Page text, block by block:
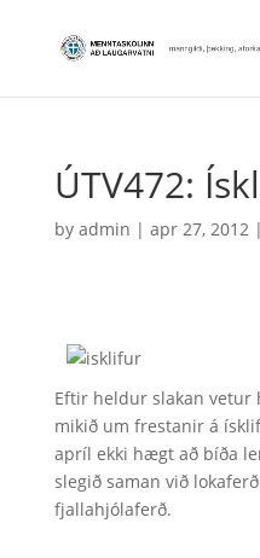
ÚTV472:
by admin | apr 27, 2012|
Eftir heldur slakan vetur
mikið um frestanir á
apríl ekki hægt að bíða
slegið saman við
fjallahjólaferð.